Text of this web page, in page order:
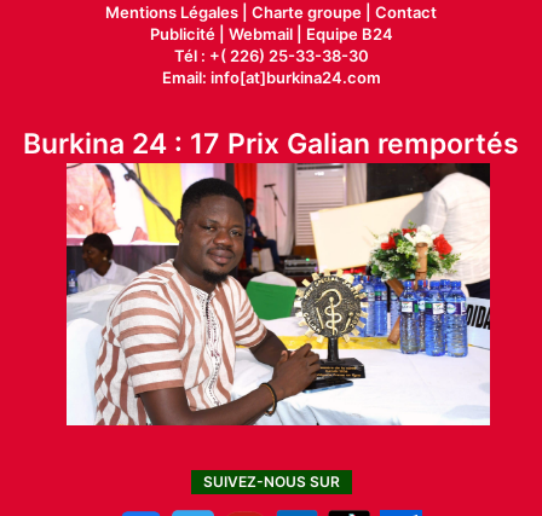
Mentions Légales | Charte groupe | Contact
Publicité| Webmail |
Equipe B24
Tél : +( 226) 25-33-38-30
Email: info[at]burkina24.com
Burkina 24 : 17 Prix Galian remportés
SUIVEZ-NOUS SUR